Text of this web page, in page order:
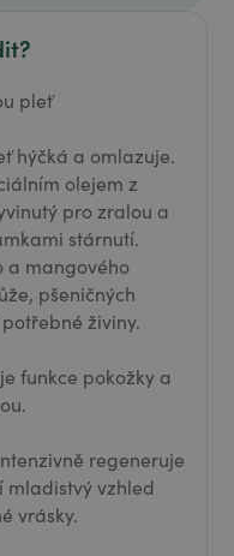
pleť
hýčká a omlazuje.
olejem z
pro zralou a
stárnutí.
a mangového
pšeničných
živiny.
funkce pokožky a
regeneruje
mladistvý vzhled
vrásky.